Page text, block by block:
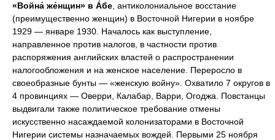
«Война́ же́нщин» в А́бе , антиколониальное восстание
(преимущественно женщин) в Восточной Нигерии в ноябре
1929 — январе 1930. Началось как выступление,
направленное против налогов, в частности против
распоряжения английских властей о распространении
налогообложения и на женское население. Переросло в
своеобразные бунты — «женскую войну». Охватило 7 округов в
4 провинциях — Оверри, Калабар, Варри, Огоджа. Повстанцы
выдвигали также политическое требование отмены
искусственно насаждаемой колонизаторами в Восточной
Нигерии системы назначаемых вождей. Первыми 25 ноября